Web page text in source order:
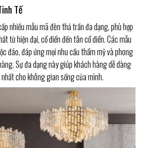
Tế
nhiều mẫu mã đèn thả trần đa dạng, phù hợp
từ hiện đại, cổ điển đến tân cổ điển. Các mẫu
đáo, đáp ứng mọi nhu cầu thẩm mỹ và phong
Sự đa dạng này giúp khách hàng dễ dàng
cho không gian sống của mình.